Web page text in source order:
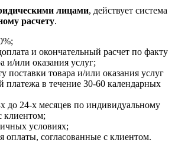
лицами, действует система
расчету.
и окончательный расчет по факту
и/или оказания услуг;
поставки товара и/или оказания услуг
платежа в течение 30-60 календарных
х до 24-х месяцев по индивидуальному
клиентом;
условиях;
оплаты, согласованные с клиентом.